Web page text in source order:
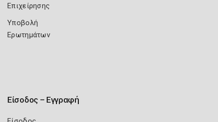
Επιχείρησης
Υποβολή
Ερωτημάτων
Είσοδος – Εγγραφή